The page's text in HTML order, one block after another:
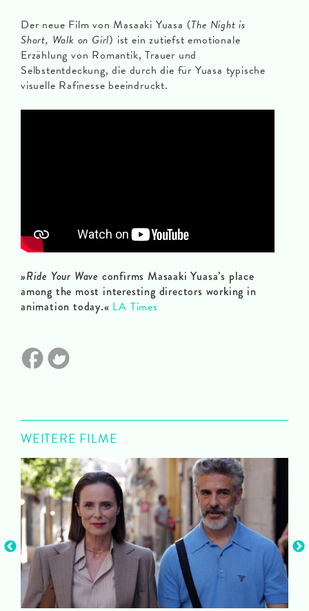
Der neue Film von Masaaki Yuasa (The Night is
Short, Walk on Girl) ist ein zutiefst emotionale
Erzählung von Romantik, Trauer und
Selbstentdeckung, die durch die für Yuasa typische
visuelle Rafinesse beeindruckt.
»Ride Your Wave confirms Masaaki Yuasa’s place
among the most interesting directors working in
animation today.« LA Times
WEITERE FILME